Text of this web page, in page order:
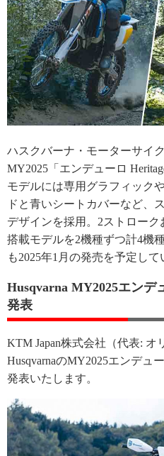
ハスクバーナ・モーターサイ
MY2025「エンデューロ
モデルには専用グラフィック
ドと青いシートカバーなど、
デザインを採用。2ストロー
搭載モデルを2機種ずつ計4機
も2025年1月の発売を予定して
Husqvarna MY2025エンデ
発表
KTM Japan株式会社（代表: オ
HusqvarnaのMY2025エンデュ
発表いたします。